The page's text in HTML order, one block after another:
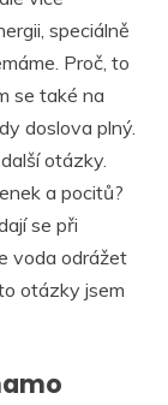
speciálně
Proč, to
se také na
doslova plný.
otázky.
a pocitů?
se při
voda odrážet
otázky jsem